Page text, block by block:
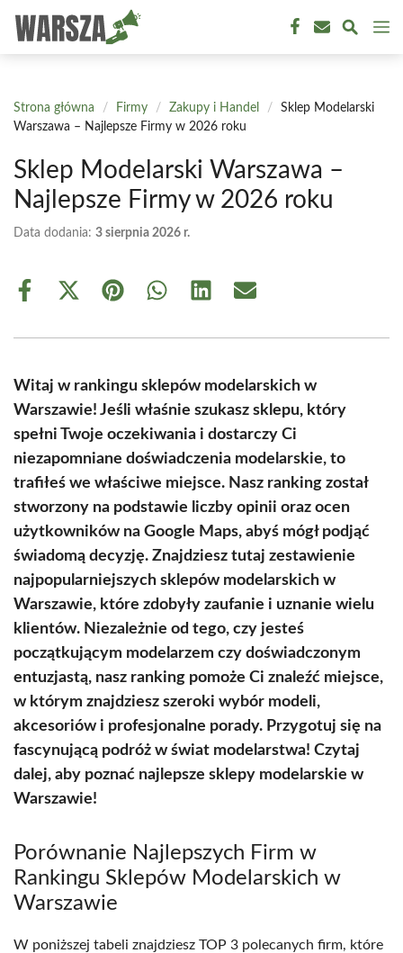
treści
Strona główna / Firmy / Zakupy i Handel /
Sklep Modelarski
Warszawa – Najlepsze Firmy w 2026 roku
Sklep Modelarski Warszawa –
Najlepsze Firmy w 2026 roku
Data dodania: 3 sierpnia 2026 r.
Share
Share
(Twitter)
Share Share Share Share
Witaj w rankingu sklepów modelarskich w
Warszawie! Jeśli właśnie szukasz sklepu, który
spełni Twoje oczekiwania i dostarczy Ci
niezapomniane doświadczenia modelarskie, to
trafiłeś we właściwe miejsce. Nasz ranking został
stworzony na podstawie liczby opinii oraz ocen
użytkowników na Google Maps, abyś mógł podjąć
świadomą decyzję. Znajdziesz tutaj zestawienie
najpopularniejszych sklepów modelarskich w
Warszawie, które zdobyły zaufanie i uznanie wielu
klientów. Niezależnie od tego, czy jesteś
początkującym modelarzem czy doświadczonym
entuzjastą, nasz ranking pomoże Ci znaleźć miejsce,
w którym znajdziesz szeroki wybór modeli,
akcesoriów i profesjonalne porady. Przygotuj się na
fascynującą podróż w świat modelarstwa! Czytaj
dalej, aby poznać najlepsze sklepy modelarskie w
Warszawie!
Porównanie Najlepszych Firm w
Rankingu Sklepów Modelarskich w
Warszawie
W poniższej tabeli znajdziesz TOP 3 polecanych firm, które